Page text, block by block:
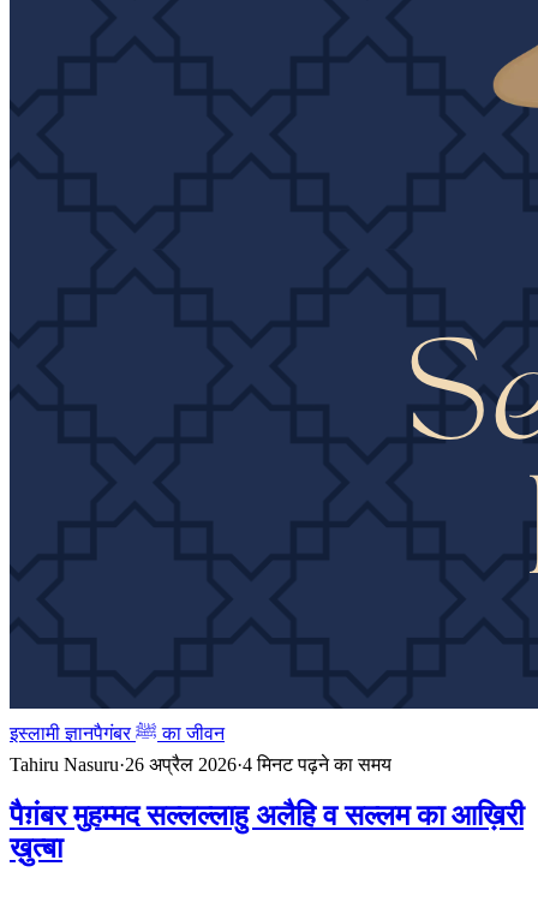
इस्लामी ज्ञान
पैगंबर ﷺ का जीवन
Tahiru Nasuru·26 अप्रैल 2026·4 मिनट पढ़ने का समय
पैग़ंबर मुहम्मद सल्लल्लाहु अलैहि व सल्लम का आख़िरी
ख़ुत्बा